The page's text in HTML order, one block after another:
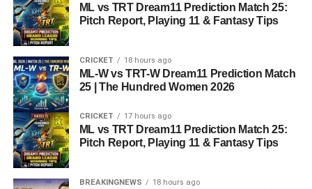
ML vs TRT Dream11 Prediction Match 25:
Pitch Report, Playing 11 & Fantasy Tips
CRICKET 18 hours ago
ML-W vs TRT-W Dream11 Prediction Match
25 | The Hundred Women 2026
CRICKET 17 hours ago
ML vs TRT Dream11 Prediction Match 25:
Pitch Report, Playing 11 & Fantasy Tips
BREAKINGNEWS 18 hours ago